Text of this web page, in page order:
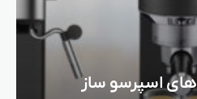
اسپرسو ساز